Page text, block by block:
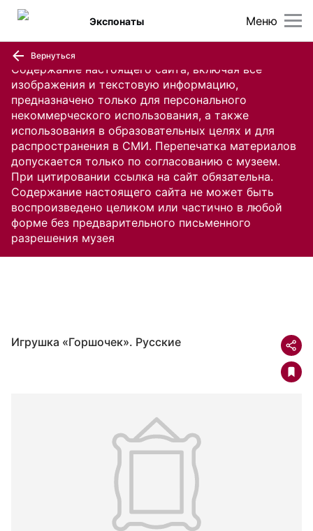
Содержание настоящего сайта, включая все
изображения и текстовую информацию,
предназначено только для персонального
некоммерческого использования, а также
использования в образовательных целях и для
распространения в СМИ. Перепечатка материалов
допускается только по согласованию с музеем.
При цитировании ссылка на сайт обязательна.
Содержание настоящего сайта не может быть
воспроизведено целиком или частично в любой
форме без предварительного письменного
разрешения музея
Меню
Экспонаты
Вернуться
Игрушка «Горшочек». Русские